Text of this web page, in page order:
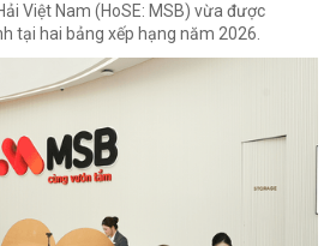
Việt Nam (HoSE: MSB) vừa được
tại hai bảng xếp hạng năm 2026.